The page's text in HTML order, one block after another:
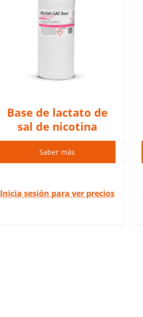
Base de lactato de
sal de nicotina
Saber más
Inicia sesión para ver precios
Las NicSalt Bases son bases
de sal de nicotina de
primera calidad dedicadas a